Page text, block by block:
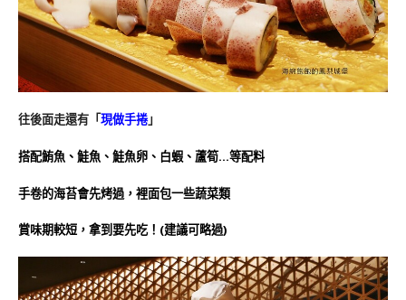
往後面走還有「現做手捲」
搭配鮪魚、鮭魚、鮭魚卵、白蝦、蘆筍…等配料
手卷的海苔會先烤過，裡面包一些蔬菜類
賞味期較短，拿到要先吃！(建議可略過)